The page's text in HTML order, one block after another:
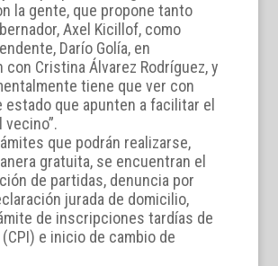
la gente, que propone tanto
Axel Kicillof, como
Darío Golía, en
con Cristina Álvarez Rodríguez, y
tiene que ver con
estado que apunten a facilitar el
vecino”.
que podrán realizarse,
gratuita, se encuentran el
de partidas, denuncia por
jurada de domicilio,
de inscripciones tardías de
e inicio de cambio de